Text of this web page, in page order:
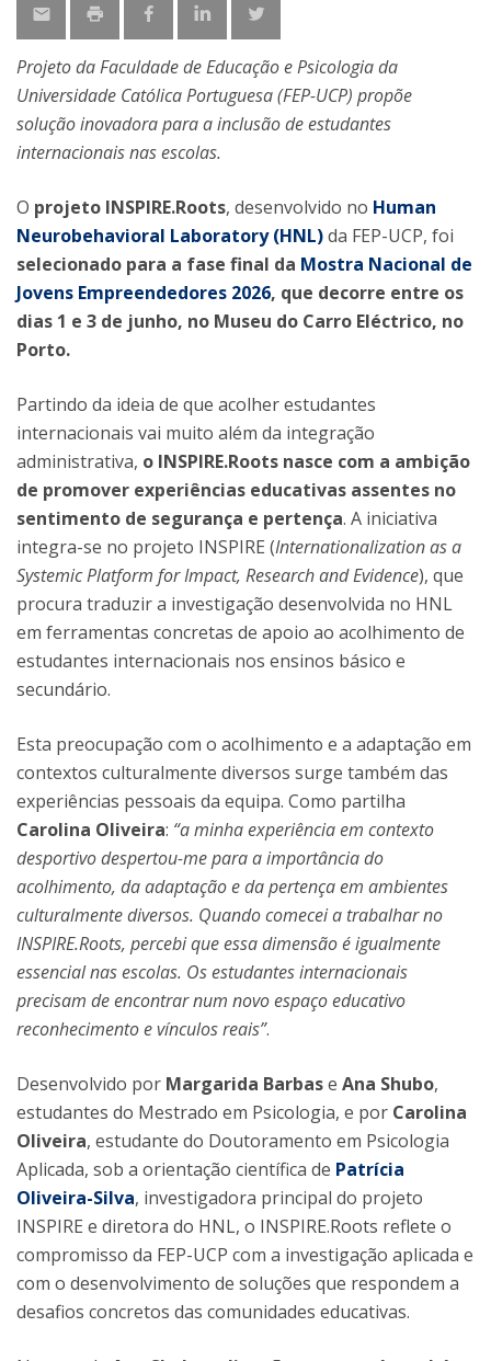
Projeto da Faculdade de Educação e Psicologia da
Universidade Católica Portuguesa (FEP-UCP) propõe
solução inovadora para a inclusão de estudantes
internacionais nas escolas.
O projeto INSPIRE.Roots, desenvolvido no Human
Neurobehavioral Laboratory (HNL)da FEP-UCP, foi
selecionado para a fase final da Mostra Nacional de
Jovens Empreendedores 2026, que decorre entre os
dias 1 e 3 de junho, no Museu do Carro Eléctrico, no
Porto.
Partindo da ideia de que acolher estudantes
internacionais vai muito além da integração
administrativa, o INSPIRE.Roots nasce com a ambição
de promover experiências educativas assentes no
sentimento de segurança e pertença. A iniciativa
integra-se no projeto INSPIRE (Internationalization as a
Systemic Platform for Impact, Research and Evidence), que
procura traduzir a investigação desenvolvida no HNL
em ferramentas concretas de apoio ao acolhimento de
estudantes internacionais nos ensinos básico e
secundário.
Esta preocupação com o acolhimento e a adaptação em
contextos culturalmente diversos surge também das
experiências pessoais da equipa. Como partilha
Carolina Oliveira: “a minha experiência em contexto
desportivo despertou-me para a importância do
acolhimento, da adaptação e da pertença em ambientes
culturalmente diversos. Quando comecei a trabalhar no
INSPIRE.Roots, percebi que essa dimensão é igualmente
essencial nas escolas. Os estudantes internacionais
precisam de encontrar num novo espaço educativo
reconhecimento e vínculos reais”.
Desenvolvido por Margarida Barbase Ana Shubo,
estudantes do Mestrado em Psicologia, e por Carolina
Oliveira, estudante do Doutoramento em Psicologia
Aplicada, sob a orientação científica de Patrícia
Oliveira-Silva, investigadora principal do projeto
INSPIRE e diretora do HNL, o INSPIRE.Roots reflete o
compromisso da FEP-UCP com a investigação aplicada e
com o desenvolvimento de soluções que respondem a
desafios concretos das comunidades educativas.